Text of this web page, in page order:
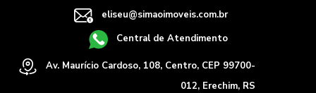
eliseu@simaoimoveis.com.br
Central de Atendimento
Av. Maurício Cardoso, 108, Centro, CEP 99700-
012, Erechim, RS